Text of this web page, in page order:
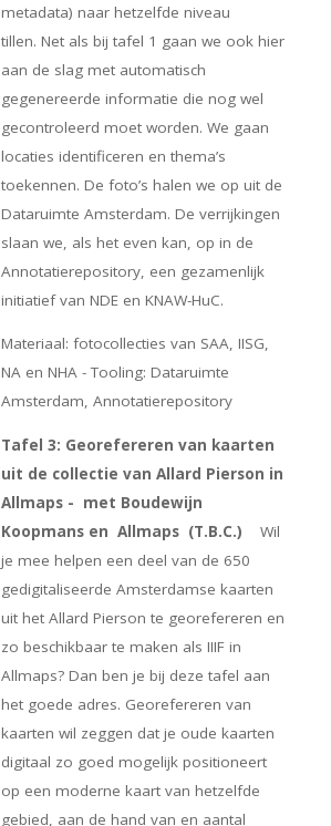
metadata) naar hetzelfde niveau
tillen. Net als bij tafel 1 gaan we ook hier
aan de slag met automatisch
gegenereerde informatie die nog wel
gecontroleerd moet worden. We gaan
locaties identificeren en thema’s
toekennen. De foto’s halen we op uit de
Dataruimte Amsterdam. De verrijkingen
slaan we, als het even kan, op in de
Annotatierepository, een gezamenlijk
initiatief van NDE en KNAW-HuC.
Materiaal: fotocollecties van SAA, IISG,
NA en NHA - Tooling: Dataruimte
Amsterdam, Annotatierepository
Tafel 3: Georefereren van kaarten
uit de collectie van Allard Pierson in
Allmaps - met Boudewijn
Koopmans en Allmaps (T.B.C.) Wil
je mee helpen een deel van de 650
gedigitaliseerde Amsterdamse kaarten
uit het Allard Pierson te georefereren en
zo beschikbaar te maken als IIIF in
Allmaps? Dan ben je bij deze tafel aan
het goede adres. Georefereren van
kaarten wil zeggen dat je oude kaarten
digitaal zo goed mogelijk positioneert
op een moderne kaart van hetzelfde
gebied, aan de hand van en aantal